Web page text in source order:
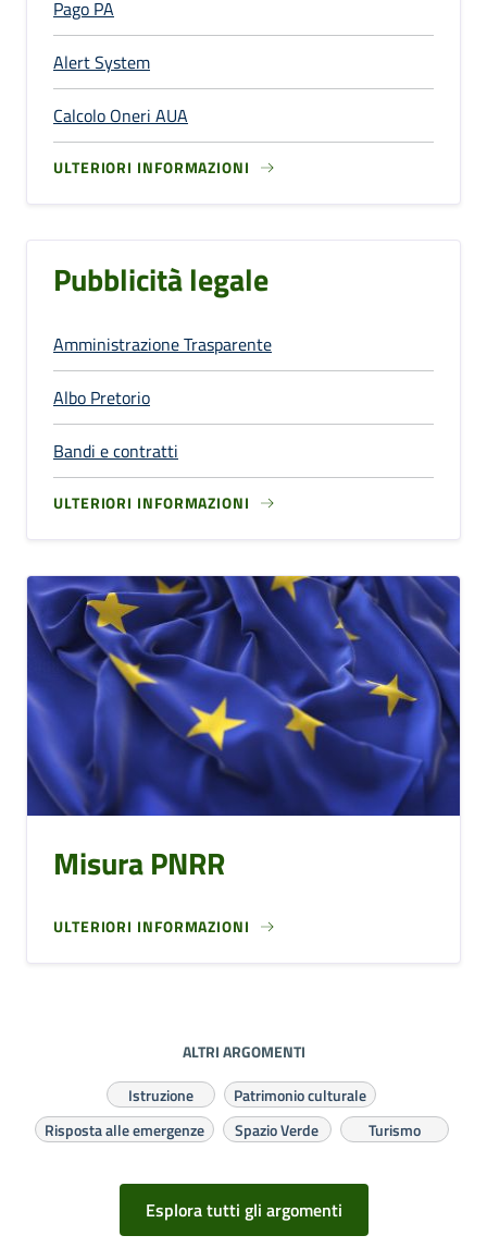
Pago PA
Alert System
Calcolo Oneri AUA
ULTERIORI INFORMAZIONI
Pubblicità legale
Amministrazione Trasparente
Albo Pretorio
Bandi e contratti
ULTERIORI INFORMAZIONI
Misura PNRR
ULTERIORI INFORMAZIONI
ALTRI ARGOMENTI
Istruzione
Patrimonio culturale
Risposta alle emergenze
Spazio Verde Turismo
Esplora tutti gli argomenti